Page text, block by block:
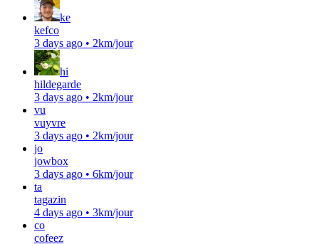
ke
kefco
3 days ago • 2km/jour
hi
hildegarde
3 days ago • 2km/jour
vu
vuyvre
3 days ago • 2km/jour
jo
jowbox
3 days ago • 6km/jour
ta
tagazin
4 days ago • 3km/jour
co
cofeez